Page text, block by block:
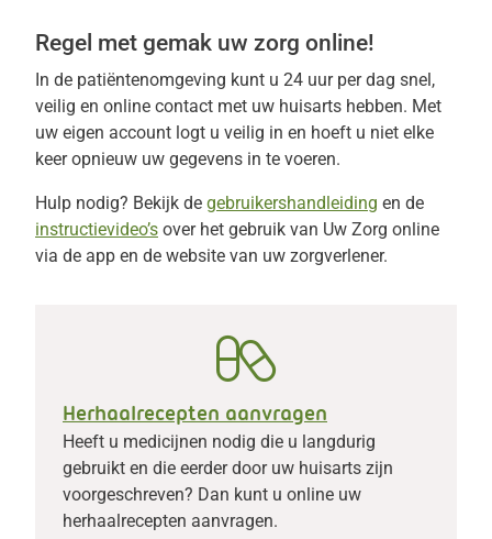
Regel met gemak uw zorg online!
In de patiëntenomgeving kunt u 24 uur per dag snel,
veilig en online contact met uw huisarts hebben. Met
uw eigen account logt u veilig in en hoeft u niet elke
keer opnieuw uw gegevens in te voeren.
Hulp nodig? Bekijk de gebruikershandleiding en de
instructievideo’s over het gebruik van Uw Zorg online
via de app en de website van uw zorgverlener.
Herhaalrecepten aanvragen
Heeft u medicijnen nodig die u langdurig
gebruikt en die eerder door uw huisarts zijn
voorgeschreven? Dan kunt u online uw
herhaalrecepten aanvragen.